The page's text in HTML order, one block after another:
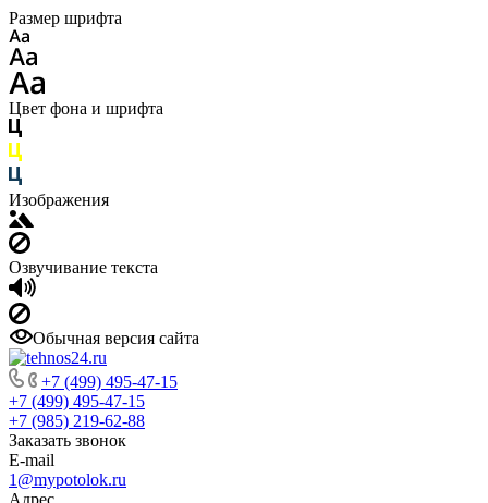
Размер шрифта
Цвет фона и шрифта
Изображения
Озвучивание текста
Обычная версия сайта
+7 (499) 495-47-15
+7 (499) 495-47-15
+7 (985) 219-62-88
Заказать звонок
E-mail
1@mypotolok.ru
Адрес